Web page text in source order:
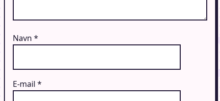
Navn *
E-mail *